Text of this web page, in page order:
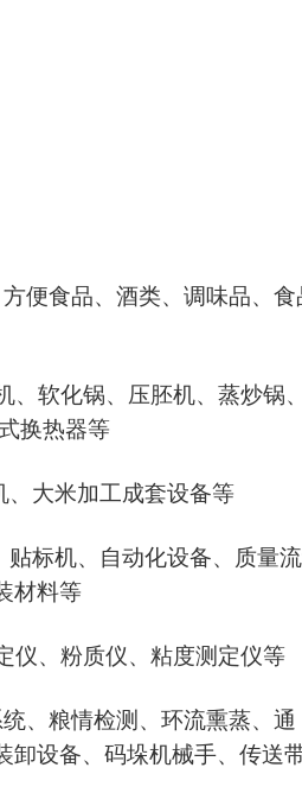
方便食品、酒类、调味品、食
、软化锅、压胚机、蒸炒锅
换热器等
、大米加工成套设备等
标机、自动化设备、质量
材料等
仪、粉质仪、粘度测定仪等
、 粮情检测、环流熏蒸、通
卸设备、 码垛机械手、传送带